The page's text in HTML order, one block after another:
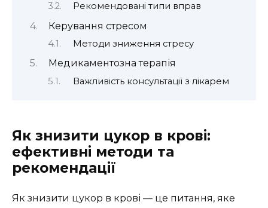
Рекомендовані типи вправ
Керування стресом
Методи зниження стресу
Медикаментозна терапія
Важливість консультації з лікарем
Як знизити цукор в крові:
ефективні методи та
рекомендації
Як знизити цукор в крові — це питання, яке